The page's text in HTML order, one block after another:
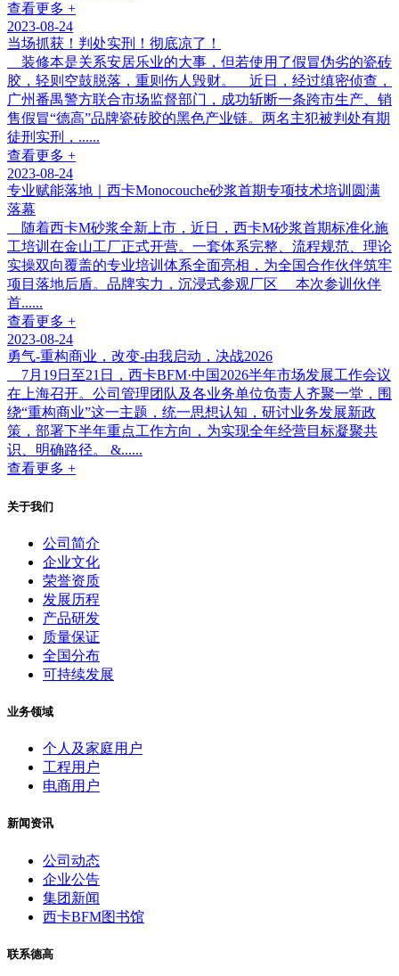
查看更多 +
2023-08-24
当场抓获！判处实刑！彻底凉了！
装修本是关系安居乐业的大事，但若使用了假冒伪劣的瓷砖
胶，轻则空鼓脱落，重则伤人毁财。 近日，经过缜密侦查，
广州番禺警方联合市场监督部门，成功斩断一条跨市生产、销
售假冒“德高”品牌瓷砖胶的黑色产业链。两名主犯被判处有期
徒刑实刑，......
查看更多 +
2023-08-24
专业赋能落地｜西卡Monocouche砂浆首期专项技术培训圆满
落幕
随着西卡M砂浆全新上市，近日，西卡M砂浆首期标准化施
工培训在金山工厂正式开营。一套体系完整、流程规范、理论
实操双向覆盖的专业培训体系全面亮相，为全国合作伙伴筑牢
项目落地后盾。品牌实力，沉浸式参观厂区 本次参训伙伴
首......
查看更多 +
2023-08-24
勇气-重构商业，改变-由我启动，决战2026
7月19日至21日，西卡BFM·中国2026半年市场发展工作会议
在上海召开。公司管理团队及各业务单位负责人齐聚一堂，围
绕“重构商业”这一主题，统一思想认知，研讨业务发展新政
策，部署下半年重点工作方向，为实现全年经营目标凝聚共
识、明确路径。 &......
查看更多 +
关于我们
公司简介
企业文化
荣誉资质
发展历程
产品研发
质量保证
全国分布
可持续发展
业务领域
个人及家庭用户
工程用户
电商用户
新闻资讯
公司动态
企业公告
集团新闻
西卡BFM图书馆
联系德高